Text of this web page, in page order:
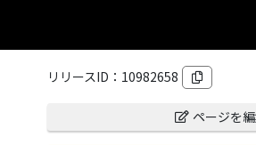
リリースID： 10982658
ページを